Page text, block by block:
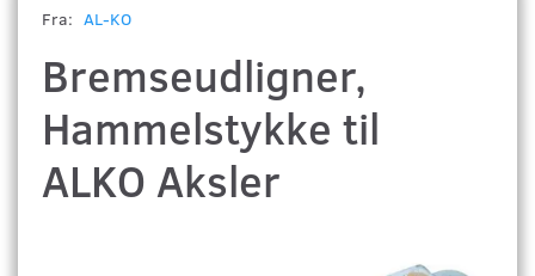
Fra: AL-KO
Bremseudligner,
Hammelstykke til
ALKO Aksler